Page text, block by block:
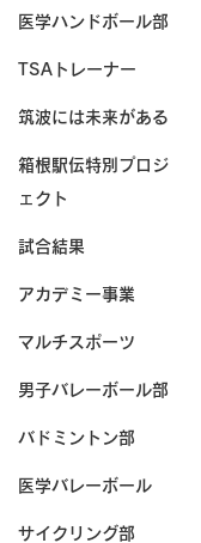
医学ハンドボール部
TSAトレーナー
筑波には未来がある
箱根駅伝特別プロジ
ェクト
試合結果
アカデミー事業
マルチスポーツ
男子バレーボール部
バドミントン部
医学バレーボール
サイクリング部